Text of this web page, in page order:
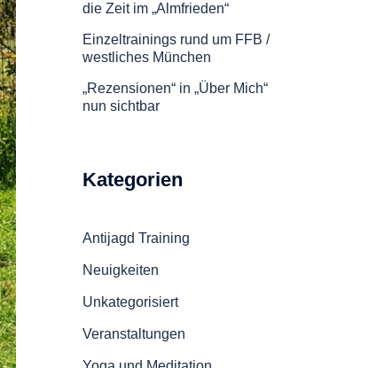
die Zeit im „Almfrieden“
Einzeltrainings rund um FFB /
westliches München
„Rezensionen“ in „Über Mich“
nun sichtbar
Kategorien
Antijagd Training
Neuigkeiten
Unkategorisiert
Veranstaltungen